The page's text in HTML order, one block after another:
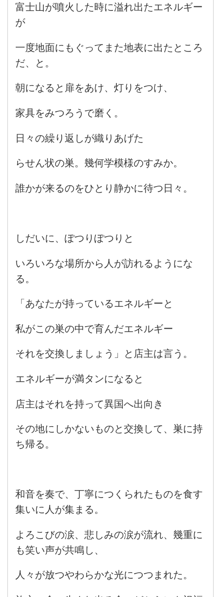
富士山が噴火した時に溢れ出たエネルギー
が
一度地面にもぐってまた地表に出たところ
だ、と。
朝になると扉をあけ、灯りをつけ、
家具をみつろうで磨く。
日々の繰り返しが織りあげた
らせん状の巣。幾何学模様のすみか。
誰かが来るのをひとり静かに待つ日々。
しだいに、ぽつりぽつりと
いろいろな場所から人が訪れるようにな
る。
「あなたが持っているエネルギーと
私がこの巣の中で育んだエネルギー
それを交換しましょう」と店主は言う。
エネルギーが満タンになると
店主はそれを持って異国へ出向き
その地にしかないものと交換して、巣に持
ち帰る。
和音を奏で、丁寧につくられたものを食す
集いに人が集まる。
よろこびの涙、悲しみの涙が流れ、幾重に
も笑い声が共鳴し、
人々が放つやわらかな光につつまれた。